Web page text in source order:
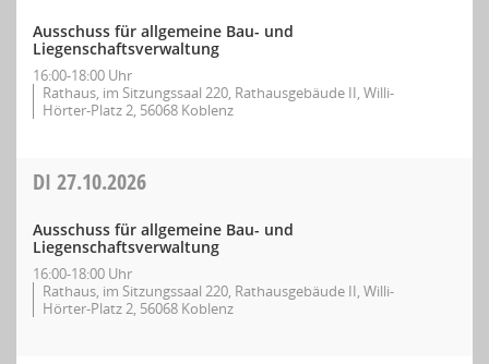
Ausschuss für allgemeine Bau- und
Liegenschaftsverwaltung
16:00-18:00 Uhr
Rathaus, im Sitzungssaal 220, Rathausgebäude II, Willi-
Hörter-Platz 2, 56068 Koblenz
DI 27.10.2026
Ausschuss für allgemeine Bau- und
Liegenschaftsverwaltung
16:00-18:00 Uhr
Rathaus, im Sitzungssaal 220, Rathausgebäude II, Willi-
Hörter-Platz 2, 56068 Koblenz